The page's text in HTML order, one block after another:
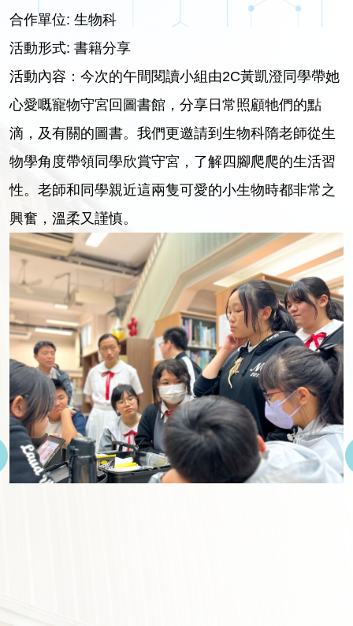
合作單位: 生物科
活動形式: 書籍分享
活動內容：今次的午間閱讀小組由2C黃凱澄同學帶她
心愛嘅寵物守宮回圖書館，分享日常照顧牠們的點
滴，及有關的圖書。我們更邀請到生物科隋老師從生
物學角度帶領同學欣賞守宮，了解四腳爬爬的生活習
性。老師和同學親近這兩隻可愛的小生物時都非常之
興奮，溫柔又謹慎。